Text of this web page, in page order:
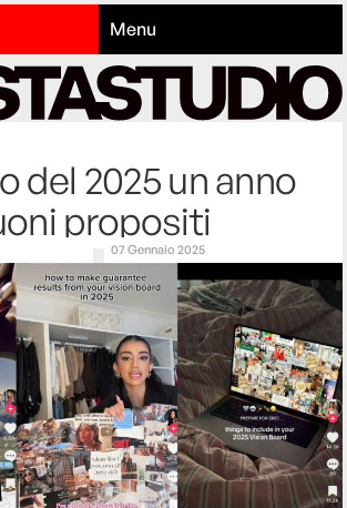
Menu
del 2025 un anno
propositi
07 Gennaio 2025